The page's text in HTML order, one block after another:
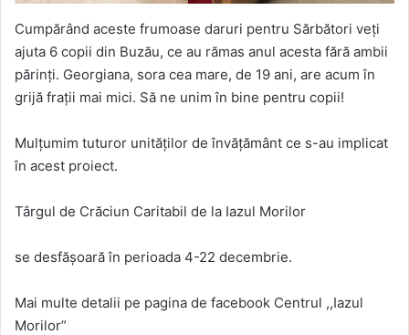
Cumpărând aceste frumoase daruri pentru Sărbători veți
ajuta 6 copii din Buzău, ce au rămas anul acesta fără ambii
părinți. Georgiana, sora cea mare, de 19 ani, are acum în
grijă frații mai mici. Să ne unim în bine pentru copii!
Mulțumim tuturor unităților de învățământ ce s-au implicat
în acest proiect.
Târgul de Crăciun Caritabil de la Iazul Morilor
se desfășoară în perioada 4-22 decembrie.
Mai multe detalii pe pagina de facebook Centrul ,,Iazul
Morilor”